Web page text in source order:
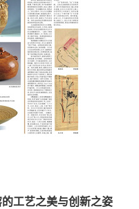
工艺之美与创新之姿